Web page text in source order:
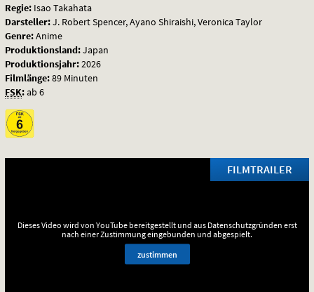
Regie: Isao Takahata
Darsteller:J. Robert Spencer, Ayano Shiraishi, Veronica Taylor
Genre:Anime
Produktionsland:Japan
Produktionsjahr:2026
Filmlänge:89 Minuten
FSK:ab 6
FILMTRAILER
Dieses Video wird von YouTube bereitgestellt und aus Datenschutzgründen erst
nach einer Zustimmung eingebunden und abgespielt.
zustimmen